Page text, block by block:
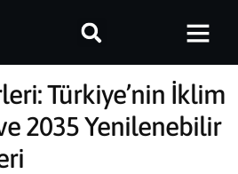
Türkiye’nin İklim
2035 Yenilenebilir